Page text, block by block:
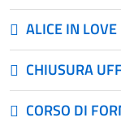
ALICE IN
CHIUSURA
CORSO DI